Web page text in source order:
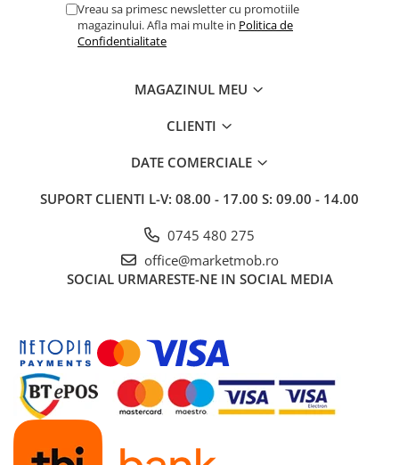
Vreau sa primesc newsletter cu promotiile
magazinului. Afla mai multe in Politica de
Confidentialitate
MAGAZINUL MEU
CLIENTI
DATE COMERCIALE
SUPORT CLIENTI L-V: 08.00 - 17.00 S: 09.00 - 14.00
0745 480 275
office@marketmob.ro
SOCIAL URMARESTE-NE IN SOCIAL MEDIA